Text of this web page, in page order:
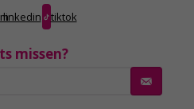
linkedin tiktok
missen?